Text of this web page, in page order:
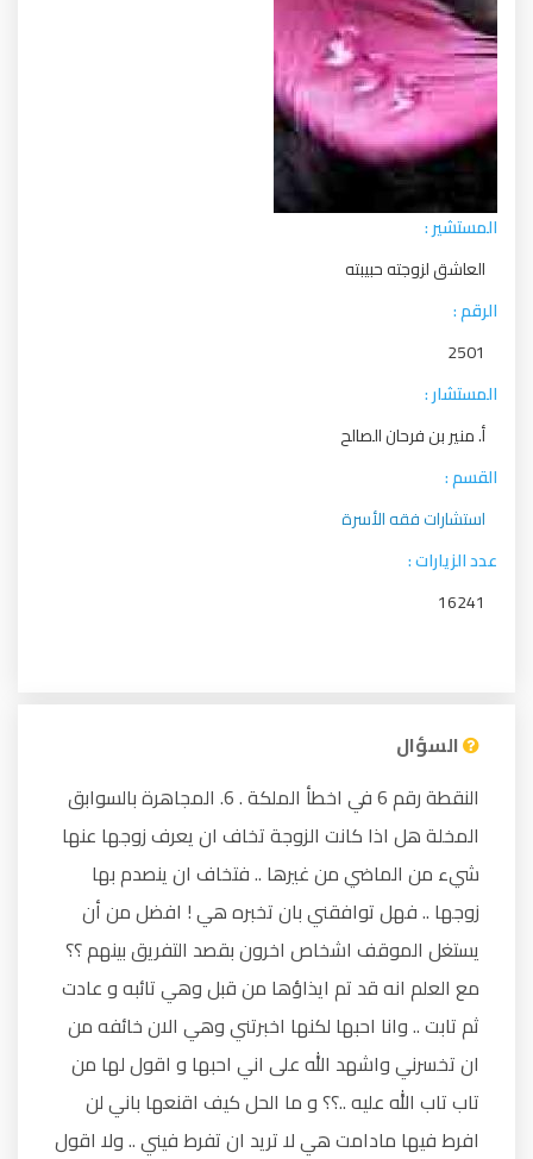
المستشير :
العاشق لزوجته حبيبته
الرقم :
2501
المستشار :
أ. منير بن فرحان الصالح
القسم :
استشارات فقه الأسرة
عدد الزيارات :
16241
السؤال
النقطة رقم 6 في اخطأ الملكة . 6. المجاهرة بالسوابق
المخلة هل اذا كانت الزوجة تخاف ان يعرف زوجها عنها
شيء من الماضي من غيرها .. فتخاف ان ينصدم بها
زوجها .. فهل توافقني بان تخبره هي ! افضل من أن
يستغل الموقف اشخاص اخرون بقصد التفريق بينهم ؟؟
مع العلم انه قد تم ايذاؤها من قبل وهي تائبه و عادت
ثم تابت .. وانا احبها لكنها اخبرتني وهي الان خائفه من
ان تخسرني واشهد الله على اني احبها و اقول لها من
تاب تاب الله عليه ..؟؟ و ما الحل كيف اقنعها باني لن
افرط فيها مادامت هي لا تريد ان تفرط فيني .. ولا اقول